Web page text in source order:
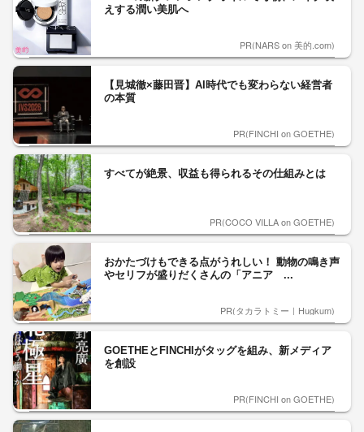
えする潤い美肌へ
PR(NARS on 美的.com)
【見城徹×藤田晋】AI時代でも変わらない経営者
の本質
PR(FINCHI on GOETHE)
すべてが絶景、収益も得られるその仕組みとは
PR(COCO VILLA on GOETHE)
おかたづけもできる点がうれしい！ 動物の鳴き声
やセリフが盛りだくさんの「アニア ...
PR(タカラトミー｜Hugkum)
GOETHEとFINCHIがタッグを組み、新メディア
を創設
PR(FINCHI on GOETHE)